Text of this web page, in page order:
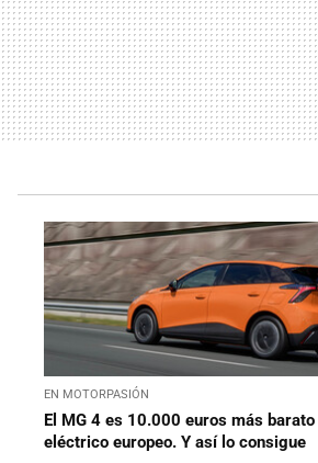
EN MOTORPASIÓN
El MG 4 es 10.000 euros más
eléctrico europeo. Y así lo consigue